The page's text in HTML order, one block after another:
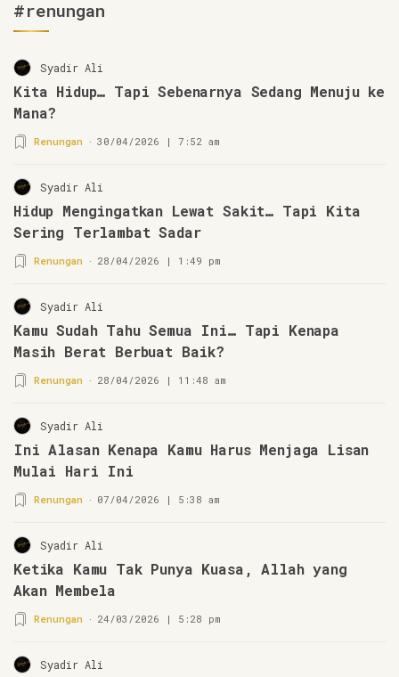
#renungan
Syadir Ali
Kita Hidup… Tapi Sebenarnya Sedang Menuju ke
Mana?
Renungan 30/04/2026 | 7:52 am
Syadir Ali
Hidup Mengingatkan Lewat Sakit… Tapi Kita
Sering Terlambat Sadar
Renungan 28/04/2026 | 1:49 pm
Syadir Ali
Kamu Sudah Tahu Semua Ini… Tapi Kenapa
Masih Berat Berbuat Baik?
Renungan 28/04/2026 | 11:48 am
Syadir Ali
Ini Alasan Kenapa Kamu Harus Menjaga Lisan
Mulai Hari Ini
Renungan 07/04/2026 | 5:38 am
Syadir Ali
Ketika Kamu Tak Punya Kuasa, Allah yang
Akan Membela
Renungan 24/03/2026 | 5:28 pm
Syadir Ali